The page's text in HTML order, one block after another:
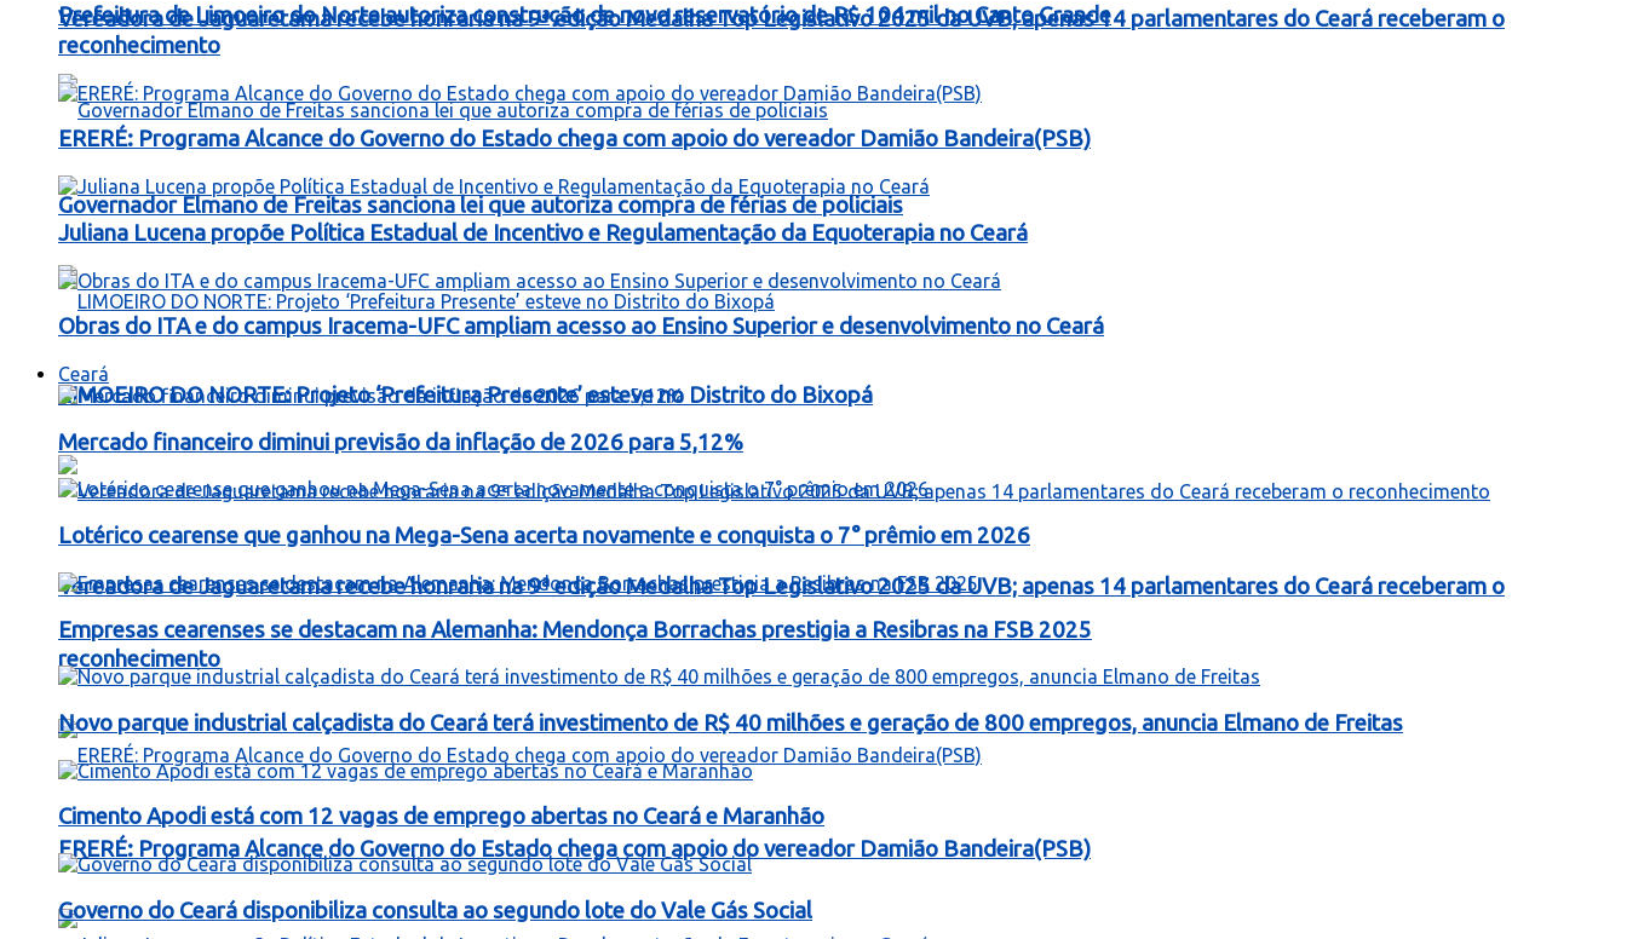
Prefeitura de Limoeiro do Norte autoriza construção de novo reservatório de R$ 104 mil no Canto Grande
Governador Elmano de Freitas sanciona lei que autoriza compra de férias de policiais
LIMOEIRO DO NORTE: Projeto ‘Prefeitura Presente’ esteve no Distrito do Bixopá
Vereadora de Jaguaretama recebe honraria na 9ª edição Medalha Top Legislativo 2025 da UVB; apenas 14 parlamentares do Ceará receberam o
reconhecimento
ERERÉ: Programa Alcance do Governo do Estado chega com apoio do vereador Damião Bandeira(PSB)
Vereadora de Jaguaretama recebe honraria na 9ª edição Medalha Top Legislativo 2025 da UVB; apenas 14 parlamentares do Ceará receberam o
reconhecimento
ERERÉ: Programa Alcance do Governo do Estado chega com apoio do vereador Damião Bandeira(PSB)
Juliana Lucena propõe Política Estadual de Incentivo e Regulamentação da Equoterapia no Ceará
Obras do ITA e do campus Iracema-UFC ampliam acesso ao Ensino Superior e desenvolvimento no Ceará
Ceará
Mercado financeiro diminui previsão da inflação de 2026 para 5,12%
Lotérico cearense que ganhou na Mega-Sena acerta novamente e conquista o 7° prêmio em 2026
Empresas cearenses se destacam na Alemanha: Mendonça Borrachas prestigia a Resibras na FSB 2025
Novo parque industrial calçadista do Ceará terá investimento de R$ 40 milhões e geração de 800 empregos, anuncia Elmano de Freitas
Cimento Apodi está com 12 vagas de emprego abertas no Ceará e Maranhão
Governo do Ceará disponibiliza consulta ao segundo lote do Vale Gás Social